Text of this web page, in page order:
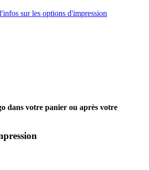
sur les options d'impression
dans votre panier ou après votre